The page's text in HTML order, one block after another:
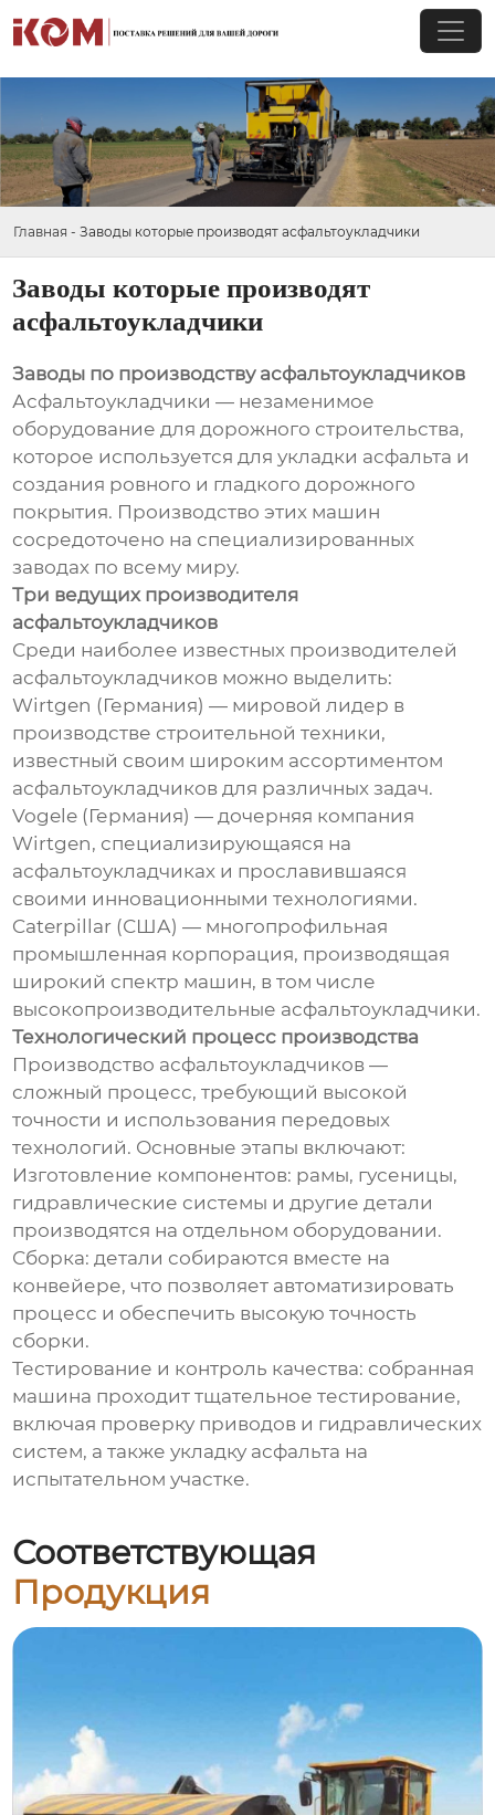
Главная - Заводы которые производят асфальтоукладчики
Заводы которые производят
асфальтоукладчики
Заводы по производству асфальтоукладчиков
Асфальтоукладчики — незаменимое
оборудование для дорожного строительства,
которое используется для укладки асфальта и
создания ровного и гладкого дорожного
покрытия. Производство этих машин
сосредоточено на специализированных
заводах по всему миру.
Три ведущих производителя
асфальтоукладчиков
Среди наиболее известных производителей
асфальтоукладчиков можно выделить:
Wirtgen (Германия) — мировой лидер в
производстве строительной техники,
известный своим широким ассортиментом
асфальтоукладчиков для различных задач.
Vogele (Германия) — дочерняя компания
Wirtgen, специализирующаяся на
асфальтоукладчиках и прославившаяся
своими инновационными технологиями.
Caterpillar (США) — многопрофильная
промышленная корпорация, производящая
широкий спектр машин, в том числе
высокопроизводительные асфальтоукладчики.
Технологический процесс производства
Производство асфальтоукладчиков —
сложный процесс, требующий высокой
точности и использования передовых
технологий. Основные этапы включают:
Изготовление компонентов: рамы, гусеницы,
гидравлические системы и другие детали
производятся на отдельном оборудовании.
Сборка: детали собираются вместе на
конвейере, что позволяет автоматизировать
процесс и обеспечить высокую точность
сборки.
Тестирование и контроль качества: собранная
машина проходит тщательное тестирование,
включая проверку приводов и гидравлических
систем, а также укладку асфальта на
испытательном участке.
Соответствующая
Продукция